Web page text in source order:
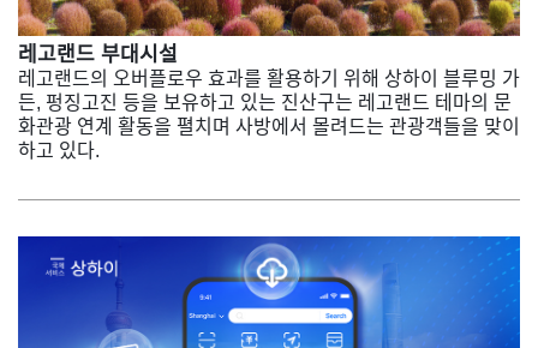
레고랜드 부대시설
레고랜드의 오버플로우 효과를 활용하기 위해 상하이 블루밍 가
든, 펑징고진 등을 보유하고 있는 진산구는 레고랜드 테마의 문
화관광 연계 활동을 펼치며 사방에서 몰려드는 관광객들을 맞이
하고 있다.